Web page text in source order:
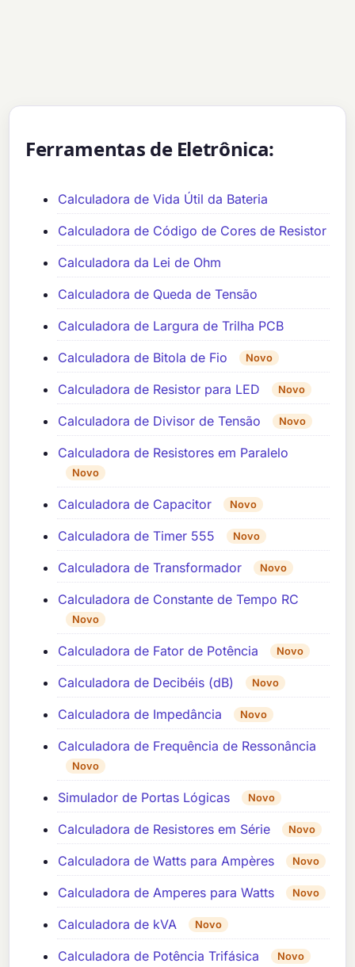
Ferramentas de Eletrônica:
Calculadora de Vida Útil da Bateria
Calculadora de Código de Cores de Resistor
Calculadora da Lei de Ohm
Calculadora de Queda de Tensão
Calculadora de Largura de Trilha PCB
Calculadora de Bitola de Fio
Novo
Calculadora de Resistor para LED Novo
Calculadora de Divisor de Tensão Novo
Calculadora de Resistores em Paralelo
Novo
Calculadora de Capacitor Novo
Calculadora de Timer 555 Novo
Calculadora de Transformador Novo
Calculadora de Constante de Tempo RC
Novo
Calculadora de Fator de Potência Novo
Calculadora de Decibéis (dB) Novo
Calculadora de Impedância Novo
Calculadora de Frequência de Ressonância
Novo
Simulador de Portas Lógicas Novo
Calculadora de Resistores em Série Novo
Calculadora de Watts para Ampères Novo
Calculadora de Amperes para Watts Novo
Calculadora de kVA Novo
Calculadora de Potência Trifásica Novo